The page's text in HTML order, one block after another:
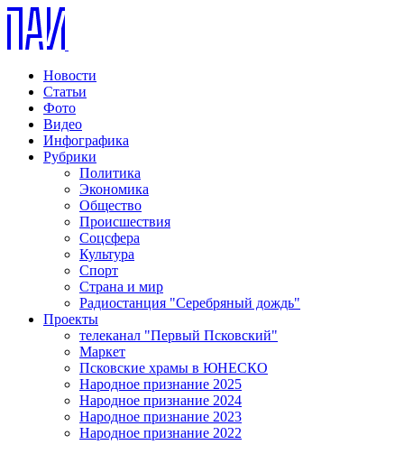
Новости
Статьи
Фото
Видео
Инфографика
Рубрики
Политика
Экономика
Общество
Происшествия
Соцсфера
Культура
Спорт
Страна и мир
Радиостанция "Серебряный дождь"
Проекты
телеканал "Первый Псковский"
Маркет
Псковские храмы в ЮНЕСКО
Народное признание 2025
Народное признание 2024
Народное признание 2023
Народное признание 2022